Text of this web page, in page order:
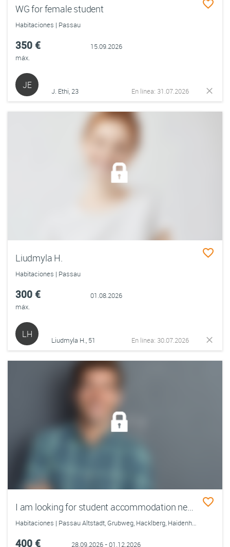
WG for female student
Habitaciones | Passau
350 €
máx.
15.09.2026
JE
J. Ethi, 23 En línea: 31.07.2026
Liudmyla H.
Habitaciones | Passau
300 €
máx.
01.08.2026
LH
Liudmyla H., 51 En línea: 30.07.2026
I am looking for student accommodation near the University of Passau. I prefer a single room in a shared apartment at a reasonable price.
Habitaciones | Passau Altstadt, Grubweg, Hacklberg, Haidenhof-Nord, Haidenhof-Süd, Hals, Heining, Innstadt
400 € 28.09.2026 - 01.12.2026